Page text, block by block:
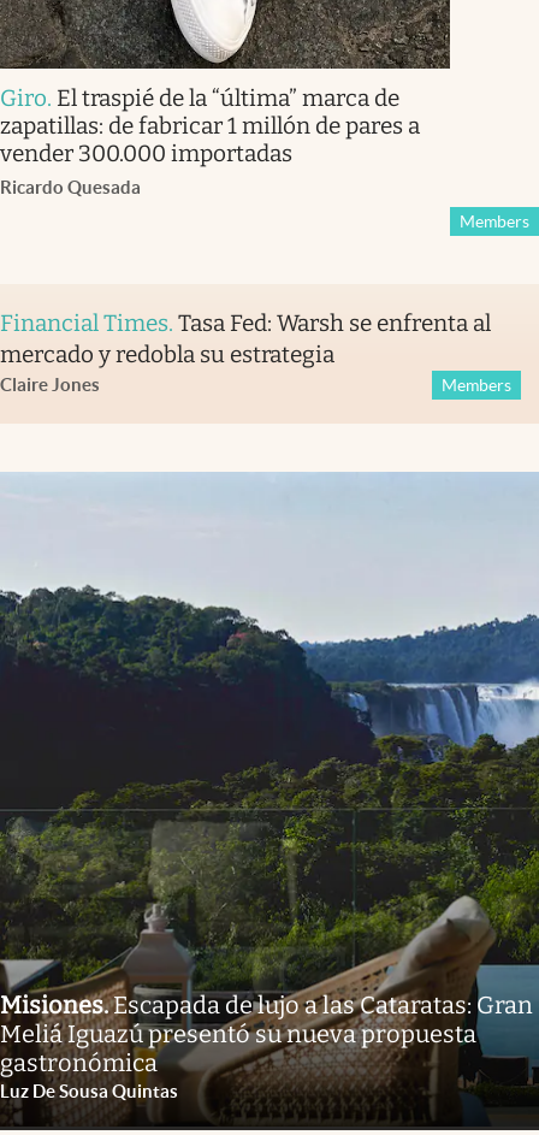
Giro. El traspié de la “última” marca de
zapatillas: de fabricar 1 millón de pares a
vender 300.000 importadas
Ricardo Quesada
Members
Financial Times. Tasa Fed: Warsh se enfrenta al
mercado y redobla su estrategia
Claire Jones Members
Misiones.Escapada de lujo a las Cataratas: Gran
Meliá Iguazú presentó su nueva propuesta
gastronómica
Luz De Sousa Quintas